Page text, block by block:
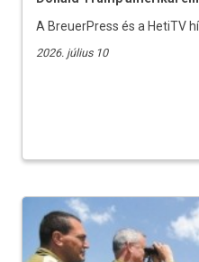
A BreuerPress és a HetiTV
2026. július 10